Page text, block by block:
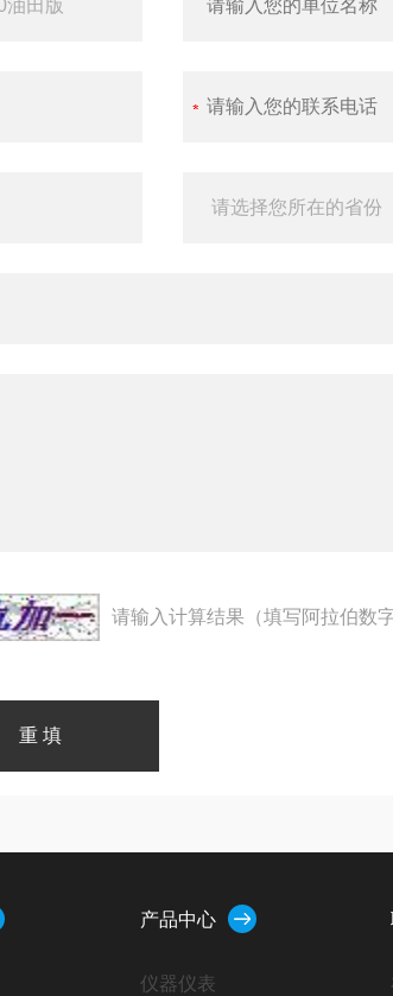
请输入计算结果（填写阿拉伯数
产品中心
仪器仪表